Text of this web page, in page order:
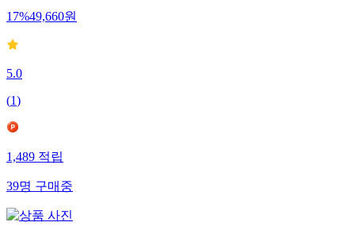
17%49,660원
5.0
(1)
1,489적립
39명구매중